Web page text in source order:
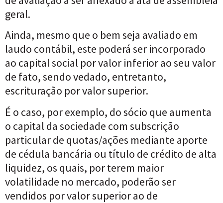
geral.
Ainda, mesmo que o bem seja avaliado em
laudo contábil, este poderá ser incorporado
ao capital social por valor inferior ao seu valor
de fato, sendo vedado, entretanto,
escrituração por valor superior.
É o caso, por exemplo, do sócio que aumenta
o capital da sociedade com subscrição
particular de quotas/ações mediante aporte
de cédula bancária ou título de crédito de alta
liquidez, os quais, por terem maior
volatilidade no mercado, poderão ser
vendidos por valor superior ao de